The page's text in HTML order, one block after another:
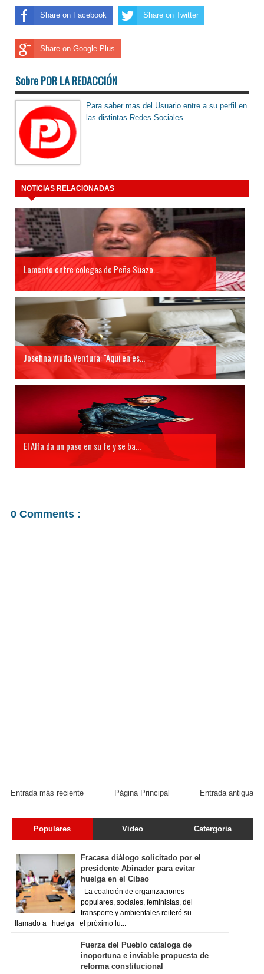
Share on Facebook Share on Twitter
Share on Google Plus
Sobre POR LA REDACCIÓN
Para saber mas del Usuario entre a su perfil en
las distintas Redes Sociales.
NOTICIAS RELACIONADAS
Lamento entre colegas de Peña Suazo...
Josefina viuda Ventura: "Aquí en es...
El Alfa da un paso en su fe y se ba...
0 Comments :
Entrada más reciente Entrada antigua
Página Principal
Populares Video Catergoria
Fracasa diálogo solicitado por el
presidente Abinader para evitar
huelga en el Cibao
La coalición de organizaciones
populares, sociales, feministas, del
transporte y ambientales reiteró su
llamado a huelga el próximo lu...
Fuerza del Pueblo cataloga de
inoportuna e inviable propuesta de
reforma constitucional